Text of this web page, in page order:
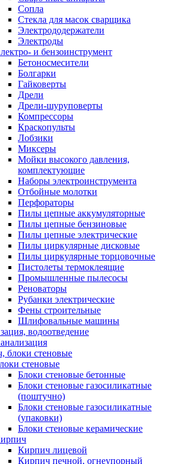
Сопла
Стекла для масок сварщика
Электрододержатели
Электроды
и бензоинструмент
Бетоносмесители
Болгарки
Гайковерты
Дрели
Дрели-шуруповерты
Компрессоры
Краскопульты
Лобзики
Миксеры
Мойки высокого давления,
комплектующие
Наборы электроинструмента
Отбойные молотки
Перфораторы
Пилы цепные аккумуляторные
Пилы цепные бензиновые
Пилы цепные электрические
Пилы циркулярные дисковые
Пилы циркулярные торцовочные
Пистолеты термоклеящие
Промышленные пылесосы
Реноваторы
Рубанки электрические
Фены строительные
Шлифовальные машины
водоотведение
блоки стеновые
стеновые
Блоки стеновые бетонные
Блоки стеновые газосиликатные
(поштучно)
Блоки стеновые газосиликатные
(упаковки)
Блоки стеновые керамические
Кирпич лицевой
Кирпич печной, огнеупорный